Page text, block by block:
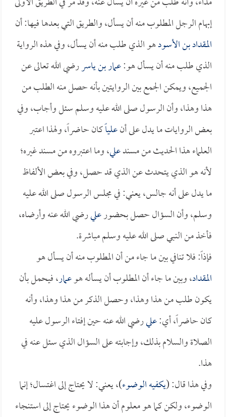
إبهام الرجل المطلوب منه أن يسأل، والطريق التي بعدها فيها: أن
المقداد بن الأسودهو الذي طلب منه أن يسأل، وفي هذه الرواية
الذي طلب منه أن يسأل هو:عمار بن ياسررضي الله تعالى عن
الجميع، ويمكن الجمع بين الروايتين بأنه حصل منه الطلب من
هذا وهذا، وأن الرسول صلى الله عليه وسلم سئل وأجاب، وفي
بعض الروايات ما يدل على أنعلياًكان حاضراً، ولهذا اعتبر
العلماء هذا الحديث من مسندعلي، وما اعتبروه من مسند غيره؛
لأنه هو الذي يتحدث عن الذي قد حصل، وفي بعض الألفاظ
ما يدل على أنه جالس، يعني: في مجلس الرسول صلى الله عليه
وسلم، وأن السؤال حصل بحضورعليرضي الله عنه وأرضاه،
فأخذ من النبي صلى الله عليه وسلم مباشرة.
فإذاً: فلا تنافي بين ما جاء من أن المطلوب منه أن يسأل هو
المقداد، وبين ما جاء أن المطلوب أن يسأله هوعمار، فيحمل بأن
يكون طلب من هذا وهذا، وحصل الذكر من هذا وهذا، وأنه
كان حاضراً، أي:عليرضي الله عنه حين إفتاء الرسول عليه
الصلاة والسلام بذلك، وإجابته على السؤال الذي سئل عنه في
هذا.
وفي هذا قال: (يكفيه الوضوء)، يعني: لا يحتاج إلى اغتسال؛ إنما
الوضوء، ولكن كما هو معلوم أن هذا الوضوء يحتاج إلى استنجاء